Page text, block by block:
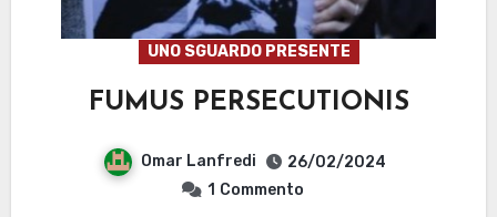
UNO SGUARDO PRESENTE
FUMUS PERSECUTIONIS
Omar Lanfredi
26/02/2024
1 Commento